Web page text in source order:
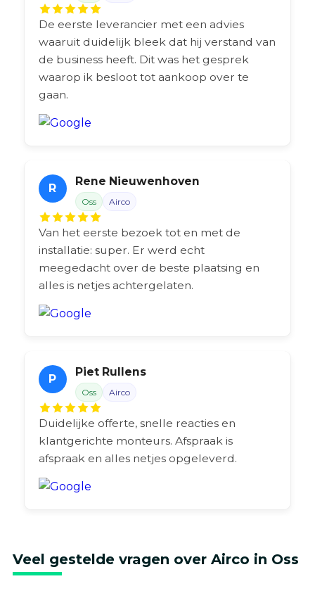
De eerste leverancier met een advies
waaruit duidelijk bleek dat hij verstand van
de business heeft. Dit was het gesprek
waarop ik besloot tot aankoop over te
gaan.
R
Rene Nieuwenhoven
Oss Airco
Van het eerste bezoek tot en met de
installatie: super. Er werd echt
meegedacht over de beste plaatsing en
alles is netjes achtergelaten.
P
Piet Rullens
Oss Airco
Duidelijke offerte, snelle reacties en
klantgerichte monteurs. Afspraak is
afspraak en alles netjes opgeleverd.
Veel gestelde vragen over Airco in Oss